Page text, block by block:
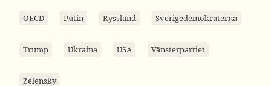
OECD Putin Ryssland Sverigedemokraterna
Trump Ukraina USA Vänsterpartiet
Zelensky